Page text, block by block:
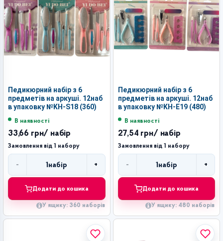
Педикюрний набір з 6
предметів на аркуші. 12наб
в упаковку №KH-S18 (360)
В наявності
33,66 грн/ набір
Замовлення від 1 набору
-
Кількість
1 набір +
Додати до кошика
У ящику: 360 наборів
Педикюрний набір з 6
предметів на аркуші. 12наб
в упаковку №KH-E19 (480)
В наявності
27,54 грн/ набір
Замовлення від 1 набору
-
Кількість
1 набір +
Додати до кошика
У ящику: 480 наборів